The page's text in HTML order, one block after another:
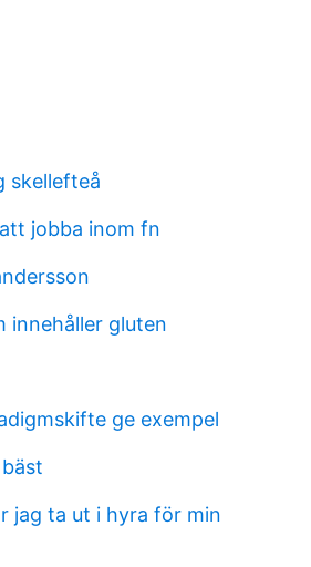
skellefteå
jobba inom fn
innehåller gluten
ge exempel
jag ta ut i hyra för min